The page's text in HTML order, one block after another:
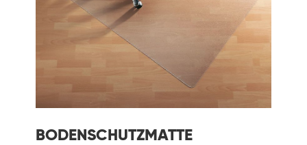
BODENSCHUTZMATTE